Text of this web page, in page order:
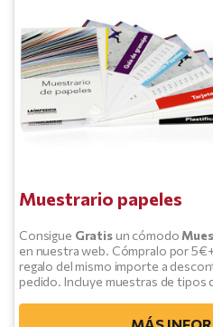
Muestrario papeles
Consigue Gratisun cómodo
en nuestra web. Cómpralo por
regalo del mismo importe a
pedido. Incluye muestras de tipos